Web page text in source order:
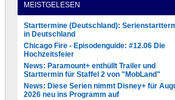
MEISTGELESEN
Starttermine (Deutschland):
in Deutschland
Chicago Fire - Episodenguide: #12.06 Die
Hochzeitsfeier
News: Paramount+ enthüllt Trailer und
Starttermin für Staffel 2 von "MobLand"
News: Diese Serien nimmt Disney+ für
2026 neu ins Programm auf